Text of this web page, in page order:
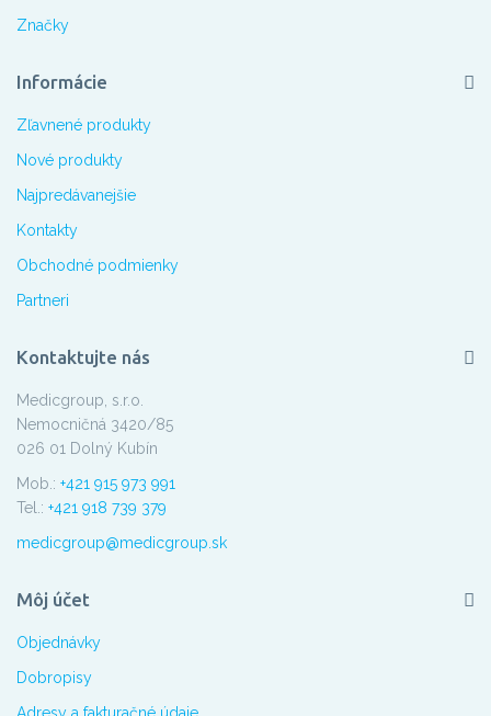
Značky
Informácie
Zľavnené produkty
Nové produkty
Najpredávanejšie
Kontakty
Obchodné podmienky
Partneri
Kontaktujte nás
Medicgroup, s.r.o.
Nemocničná 3420/85
026 01 Dolný Kubín
Mob.: +421 915 973 991
Tel.: +421 918 739 379
medicgroup@medicgroup.sk
Môj účet
Objednávky
Dobropisy